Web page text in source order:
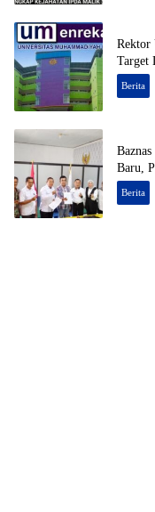
Rektor
Target
Berita
Baru,
Berita